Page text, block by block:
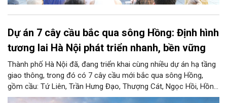
Dự án 7 cây cầu bắc qua sông Hồng: Định hình
tương lai Hà Nội phát triển nhanh, bền vững
Thành phố Hà Nội đã, đang triển khai cùng nhiều dự án hạ tầng
giao thông, trong đó có 7 cây cầu mới bắc qua sông Hồng,
gồm cầu: Tứ Liên, Trần Hưng Đạo, Thượng Cát, Ngọc Hồi, Hồng
Hà, Mễ Sở và Vân Phúc. 7 cây cầu này vừa giải bài toán hạ tầng